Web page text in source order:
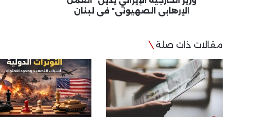
الإرهابى الصهيونى" فى لبنان
مقالات ذات صلة